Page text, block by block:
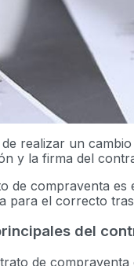
realizar un
y la firma del
de compraventa es
para el correcto
del
de